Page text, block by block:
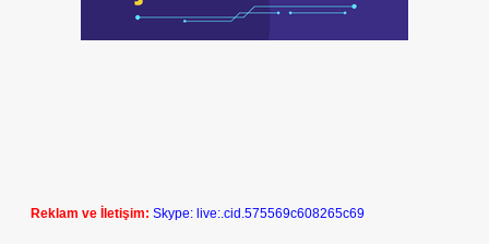
Reklam ve İletişim: Skype: live:.cid.575569c608265c69